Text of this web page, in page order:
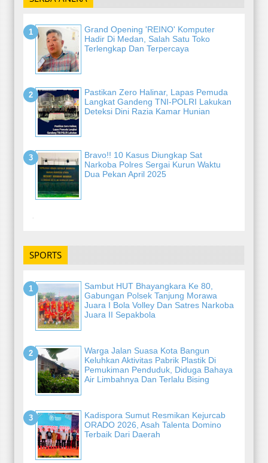
Grand Opening 'REINO' Komputer
Hadir Di Medan, Salah Satu Toko
Terlengkap Dan Terpercaya
Pastikan Zero Halinar, Lapas Pemuda
Langkat Gandeng TNI-POLRI Lakukan
Deteksi Dini Razia Kamar Hunian
Bravo!! 10 Kasus Diungkap Sat
Narkoba Polres Sergai Kurun Waktu
Dua Pekan April 2025
-
SPORTS
Sambut HUT Bhayangkara Ke 80,
Gabungan Polsek Tanjung Morawa
Juara I Bola Volley Dan Satres Narkoba
Juara II Sepakbola
Warga Jalan Suasa Kota Bangun
Keluhkan Aktivitas Pabrik Plastik Di
Pemukiman Penduduk, Diduga Bahaya
Air Limbahnya Dan Terlalu Bising
Kadispora Sumut Resmikan Kejurcab
ORADO 2026, Asah Talenta Domino
Terbaik Dari Daerah